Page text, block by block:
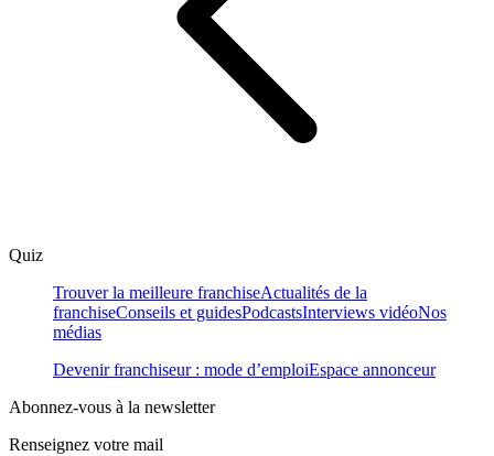
Quiz
Trouver la meilleure franchiseActualités de la
franchiseConseils et guidesPodcastsInterviews vidéoNos
médias
Devenir franchiseur : mode d’emploiEspace annonceur
Abonnez-vous à la newsletter
Renseignez votre mail